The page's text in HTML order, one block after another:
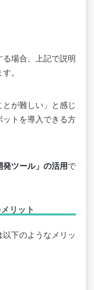
場合、上記で説明
。
が難しい」と感じ
トを導入できる方
発ツール」の活用 で
リット
下のようなメリッ